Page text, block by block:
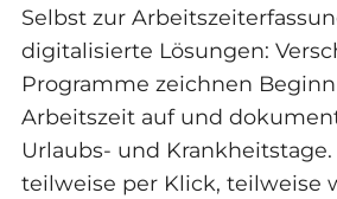
Selbst zur
digitalisierte Lösungen:
Programme zeichnen
Arbeitszeit auf und
Urlaubs- und
teilweise per Klick, teilweise